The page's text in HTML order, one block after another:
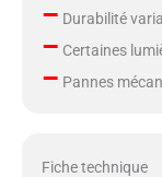
– Durabilité
– Certaines
– Pannes
Fiche technique